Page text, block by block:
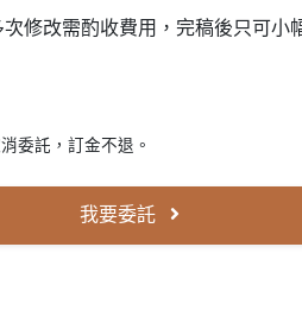
修改需酌收費用，完稿後只可小
委託，訂金不退。
我要委託